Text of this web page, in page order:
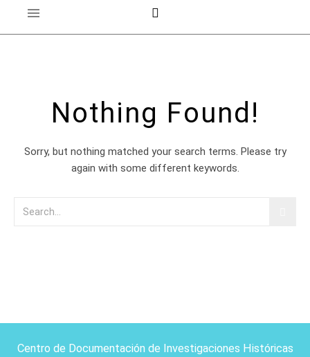
Nothing Found!
Sorry, but nothing matched your search terms. Please try
again with some different keywords.
Centro de Documentación de Investigaciones Históricas